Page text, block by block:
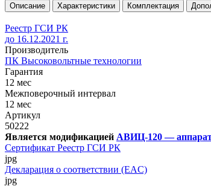
Описание Характеристики Комплектация
Реестр ГСИ РК
до 16.12.2021 г.
Производитель
ПК Высоковольтные технологии
Гарантия
12 мес
Межповерочный интервал
12 мес
Артикул
50222
Является модификацией АВИЦ-120 —
Сертификат Реестр ГСИ РК
jpg
Декларация о соответствии (EAC)
jpg